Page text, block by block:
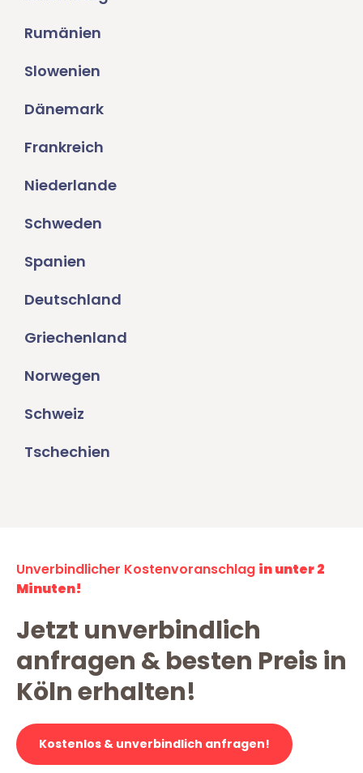
Rumänien
Slowenien
Dänemark
Frankreich
Niederlande
Schweden
Spanien
Deutschland
Griechenland
Norwegen
Schweiz
Tschechien
Unverbindlicher Kostenvoranschlag in unter 2
Minuten!
Jetzt unverbindlich
anfragen & besten Preis in
Köln erhalten!
Kostenlos & unverbindlich anfragen!